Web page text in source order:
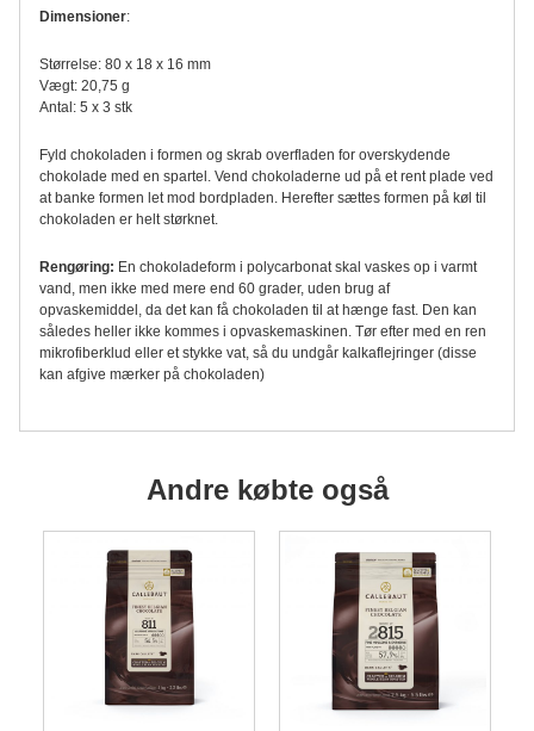
Dimensioner:
Størrelse: 80 x 18 x 16 mm
Vægt: 20,75 g
Antal: 5 x 3 stk
Fyld chokoladen i formen og skrab overfladen for overskydende
chokolade med en spartel. Vend chokoladerne ud på et rent plade ved
at banke formen let mod bordpladen. Herefter sættes formen på køl til
chokoladen er helt størknet.
Rengøring: En chokoladeform i polycarbonat skal vaskes op i varmt
vand, men ikke med mere end 60 grader, uden brug af
opvaskemiddel, da det kan få chokoladen til at hænge fast. Den kan
således heller ikke kommes i opvaskemaskinen. Tør efter med en ren
mikrofiberklud eller et stykke vat, så du undgår kalkaflejringer (disse
kan afgive mærker på chokoladen)
Andre købte også